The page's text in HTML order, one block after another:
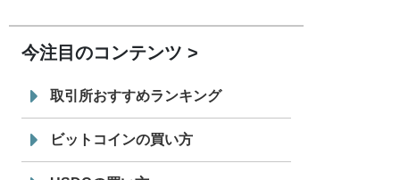
「 JPYC」を追加
19:30
てステーブルコイン「JPYSC」徹底解
説セミナーを開催
今注目のコンテンツ
取引所おすすめランキング
ビットコインの買い方